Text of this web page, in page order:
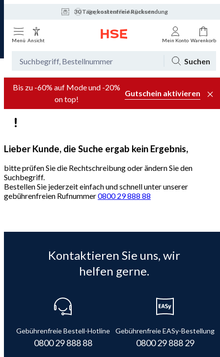
30 Tage kostenfreie Rücksendung
Tagesaktuelle Angebote
Menü Ansicht Mein Konto Warenkorb
Suchen
Bis zu -60% auf Mode und -20%
on top!
Gutschein aktivieren
Lieber Kunde, die Suche ergab kein Ergebnis,
bitte prüfen Sie die Rechtschreibung oder ändern Sie den
Suchbegriff.
Bestellen Sie jederzeit einfach und schnell unter unserer
gebührenfreien Rufnummer0800 29 888 88
Kontaktieren Sie uns, wir
helfen gerne.
Gebührenfreie Bestell-Hotline
0800 29 888 88
Gebührenfreie EASy-Bestellung
0800 29 888 29